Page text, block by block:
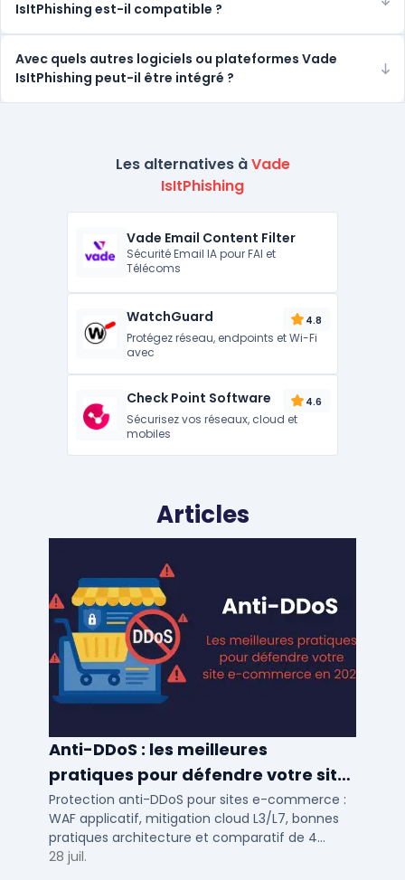
IsItPhishing est-il compatible ?
Avec quels autres logiciels ou plateformes Vade
IsItPhishing peut-il être intégré ?
Les alternatives àVade
IsItPhishing
Vade Email Content Filter
Sécurité Email IA pour FAI et
Télécoms
WatchGuard 4.8
Protégez réseau, endpoints et Wi-Fi
avec
Check Point Software 4.6
Sécurisez vos réseaux, cloud et
mobiles
Articles
Anti-DDoS : les meilleures
pratiques pour défendre votre site
e-commerce en 2025
Protection anti-DDoS pour sites e-commerce :
WAF applicatif, mitigation cloud L3/L7, bonnes
pratiques architecture et comparatif de 4
solutions testees par des DSI en 2025.
28 juil.